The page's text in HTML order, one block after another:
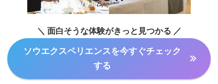
＼ 面白そうな体験がきっと見つかる ／
ソウエクスペリエンスを今すぐチェック
する